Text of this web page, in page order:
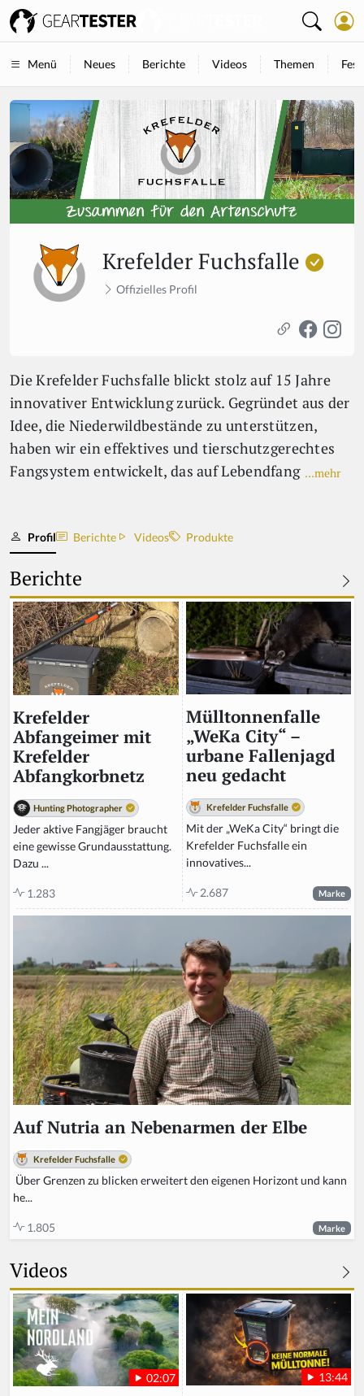
Menü Neues Berichte Videos Themen
Krefelder Fuchsfalle
Offizielles Profil
Die Krefelder Fuchsfalle blickt stolz auf 15 Jahre
innovativer Entwicklung zurück. Gegründet aus der
Idee, die Niederwildbestände zu unterstützen,
haben wir ein effektives und tierschutzgerechtes
Fangsystem entwickelt, das auf Lebendfang ...mehr
Profil Berichte Videos Produkte
Berichte
Krefelder
Abfangeimer mit
Krefelder
Abfangkorbnetz
Hunting Photographer
Jeder aktive Fangjäger braucht
eine gewisse Grundausstattung.
Dazu ...
1.283
Mülltonnenfalle
„WeKa City“ –
urbane Fallenjagd
neu gedacht
Krefelder Fuchsfalle
Mit der „WeKa City“ bringt die
Krefelder Fuchsfalle ein
innovatives...
2.687 Marke
Auf Nutria an Nebenarmen der Elbe
Krefelder Fuchsfalle
Über Grenzen zu blicken erweitert den eigenen Horizont und kann
he...
1.805 Marke
Videos
02:07 13:44